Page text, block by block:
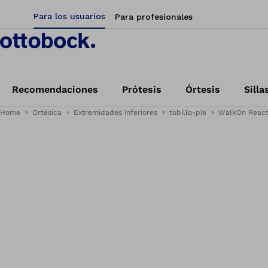
Para los usuarios Para profesionales
Recomendaciones Prótesis Órtesis
Home Ortésica Extremidades inferiores tobillo-pie WalkOn